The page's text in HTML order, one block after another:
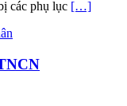
các phụ lục […]